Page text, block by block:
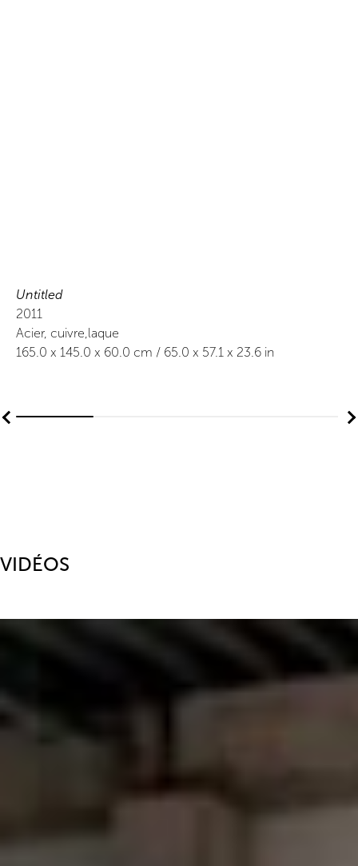
Untitled
2011
Acier, cuivre,laque
165.0 x 145.0 x 60.0 cm / 65.0 x 57.1 x 23.6 in
VIDÉOS